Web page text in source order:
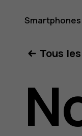
de
Smartphones
Tous